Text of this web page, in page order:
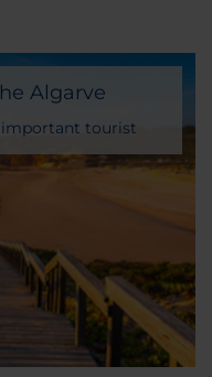
Algarve
important tourist
in the south of
coastline, and its
But what really
its sands.
Algarve with our